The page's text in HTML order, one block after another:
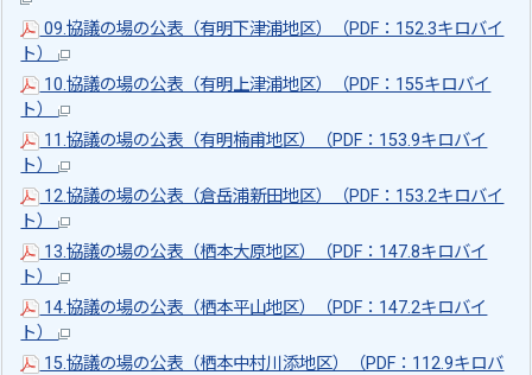
09.協議の場の公表（有明下津浦地区）（PDF：152.3キロバイ
ト）
10.協議の場の公表（有明上津浦地区）（PDF：155キロバイ
ト）
11.協議の場の公表（有明楠甫地区）（PDF：153.9キロバイ
ト）
12.協議の場の公表（倉岳浦新田地区）（PDF：153.2キロバイ
ト）
13.協議の場の公表（栖本大原地区）（PDF：147.8キロバイ
ト）
14.協議の場の公表（栖本平山地区）（PDF：147.2キロバイ
ト）
15.協議の場の公表（栖本中村川添地区）（PDF：112.9キロバ